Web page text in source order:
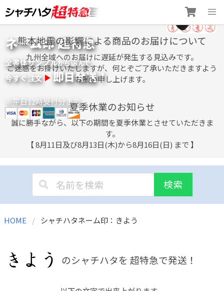
to
content
ネーム印 超特急
全書体サンプルから選んで
今すぐ注文 即日発送！
※平日12時受付分まで
熊本地震の影響による商品のお届けについて
九州全域へのお届けに遅延が発生する見込みです。
ご迷惑をお掛けいたしますが、何とぞご了承いただきますよう
お願い申し上げます。
夏季休業のお知らせ
誠に勝手ながら、以下の期間を夏季休業とさせていただきま
す。
【 8月11日及び8月13日(木)から8月16日(日) まで 】
検索
HOME シャチハタネーム印：きよう
のシャチハタを 超特急で発送！